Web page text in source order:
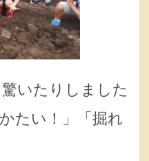
いたりしました
たい！」「掘れ